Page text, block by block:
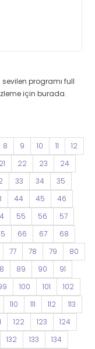
sevilen programı full
için burada.
8 9 10 11
12
21 22 23
24
33 34
35
44 45
46
55 56
57
66 67
68
77 78 79
80
89 90
91
100 101
102
110 111 112
113
122 123
124
132 133
134